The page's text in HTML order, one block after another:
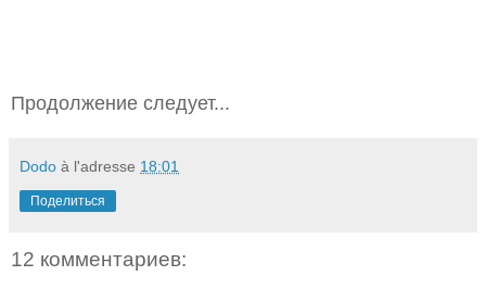
Продолжение следует...
Dodo à l'adresse 18:01
Поделиться
12 комментариев: